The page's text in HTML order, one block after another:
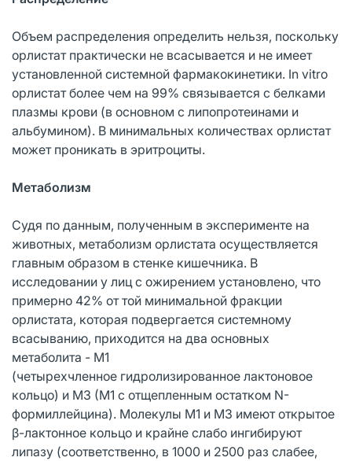
Объем распределения определить нельзя, поскольку
орлистат практически не всасывается и не имеет
установленной системной фармакокинетики. In vitro
орлистат более чем на 99% связывается с белками
плазмы крови (в основном с липопротеинами и
альбумином). В минимальных количествах орлистат
может проникать в эритроциты.
Метаболизм
Судя по данным, полученным в эксперименте на
животных, метаболизм орлистата осуществляется
главным образом в стенке кишечника. В
исследовании у лиц с ожирением установлено, что
примерно 42% от той минимальной фракции
орлистата, которая подвергается системному
всасыванию, приходится на два основных
метаболита - М1
(четырехчленное гидролизированное лактоновое
кольцо) и М3 (М1 с отщепленным остатком N-
формиллейцина). Молекулы М1 и М3 имеют открытое
β-лактонное кольцо и крайне слабо ингибируют
липазу (соответственно, в 1000 и 2500 раз слабее,